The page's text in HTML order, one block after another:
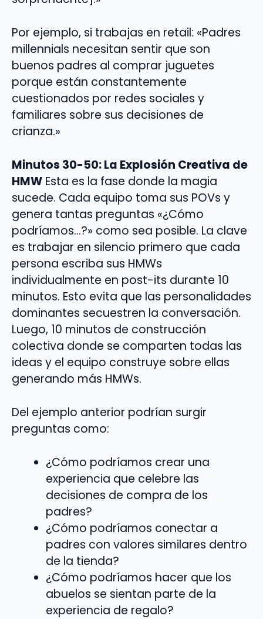
Por ejemplo, si trabajas en retail: «Padres
millennials necesitan sentir que son
buenos padres al comprar juguetes
porque están constantemente
cuestionados por redes sociales y
familiares sobre sus decisiones de
crianza.»
Minutos 30-50: La Explosión Creativa de
HMW Esta es la fase donde la magia
sucede. Cada equipo toma sus POVs y
genera tantas preguntas «¿Cómo
podríamos…?» como sea posible. La clave
es trabajar en silencio primero que cada
persona escriba sus HMWs
individualmente en post-its durante 10
minutos. Esto evita que las personalidades
dominantes secuestren la conversación.
Luego, 10 minutos de construcción
colectiva donde se comparten todas las
ideas y el equipo construye sobre ellas
generando más HMWs.
Del ejemplo anterior podrían surgir
preguntas como:
¿Cómo podríamos crear una
experiencia que celebre las
decisiones de compra de los
padres?
¿Cómo podríamos conectar a
padres con valores similares dentro
de la tienda?
¿Cómo podríamos hacer que los
abuelos se sientan parte de la
experiencia de regalo?